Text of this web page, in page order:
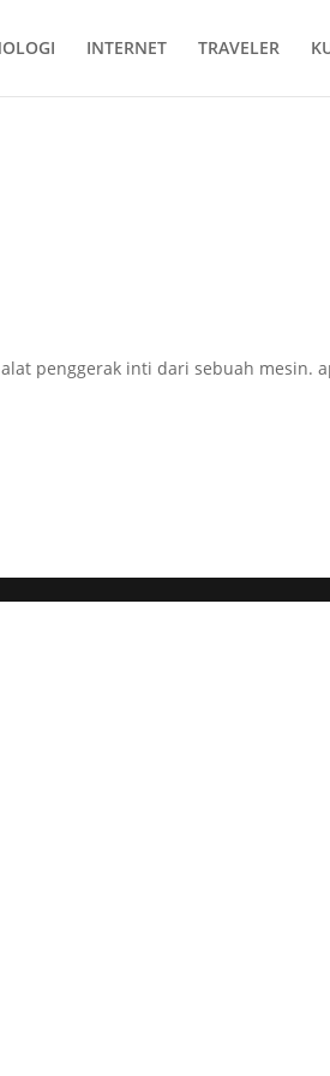
INTERNET TRAVELER
penggerak inti dari sebuah